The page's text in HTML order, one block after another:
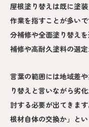
屋根塗り替えは既に塗
作業を指すことが多い
分補修や全面塗り替え
補修や高耐久塗料の選
言葉の範囲には地域差
り替えと言いながら劣
討する必要が出てきま
根材自体の交換か」と